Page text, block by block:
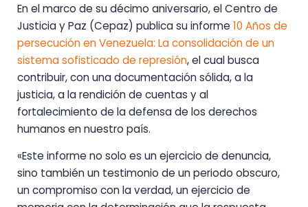
En el marco de su décimo aniversario, el Centro de
Justicia y Paz (Cepaz) publica su informe 10 Años de
persecución en Venezuela: La consolidación de un
sistema sofisticado de represión, el cual busca
contribuir, con una documentación sólida, a la
justicia, a la rendición de cuentas y al
fortalecimiento de la defensa de los derechos
humanos en nuestro país.
«Este informe no solo es un ejercicio de denuncia,
sino también un testimonio de un periodo obscuro,
un compromiso con la verdad, un ejercicio de